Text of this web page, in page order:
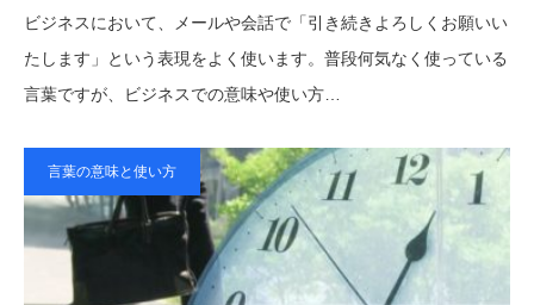
ビジネスにおいて、メールや会話で「引き続きよろしくお願いい
たします」という表現をよく使います。普段何気なく使っている
言葉ですが、ビジネスでの意味や使い方…
言葉の意味と使い方